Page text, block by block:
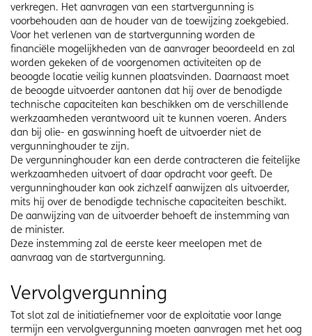
verkregen. Het aanvragen van een startvergunning is
voorbehouden aan de houder van de toewijzing zoekgebied.
Voor het verlenen van de startvergunning worden de
financiële mogelijkheden van de aanvrager beoordeeld en zal
worden gekeken of de voorgenomen activiteiten op de
beoogde locatie veilig kunnen plaatsvinden. Daarnaast moet
de beoogde uitvoerder aantonen dat hij over de benodigde
technische capaciteiten kan beschikken om de verschillende
werkzaamheden verantwoord uit te kunnen voeren. Anders
dan bij olie- en gaswinning hoeft de uitvoerder niet de
vergunninghouder te zijn.
De vergunninghouder kan een derde contracteren die feitelijke
werkzaamheden uitvoert of daar opdracht voor geeft. De
vergunninghouder kan ook zichzelf aanwijzen als uitvoerder,
mits hij over de benodigde technische capaciteiten beschikt.
De aanwijzing van de uitvoerder behoeft de instemming van
de minister.
Deze instemming zal de eerste keer meelopen met de
aanvraag van de startvergunning.
Vervolgvergunning
Tot slot zal de initiatiefnemer voor de exploitatie voor lange
termijn een vervolgvergunning moeten aanvragen met het oog